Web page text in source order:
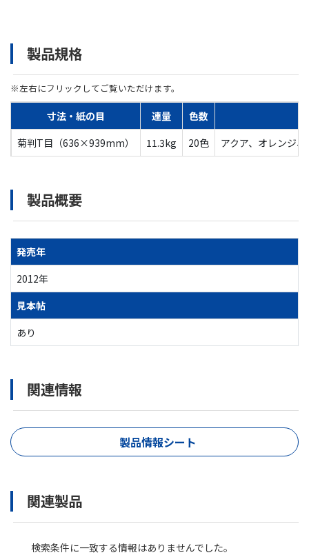
製品規格
※左右にフリックしてご覧いただけます。
寸法・紙の目 連量
色数
菊判T目（636×939mm）
11.3kg 20色 アクア、オレンジ
製品概要
発売年
2012年
見本帖
あり
関連情報
製品情報シート
関連製品
検索条件に一致する情報はありませんでした。